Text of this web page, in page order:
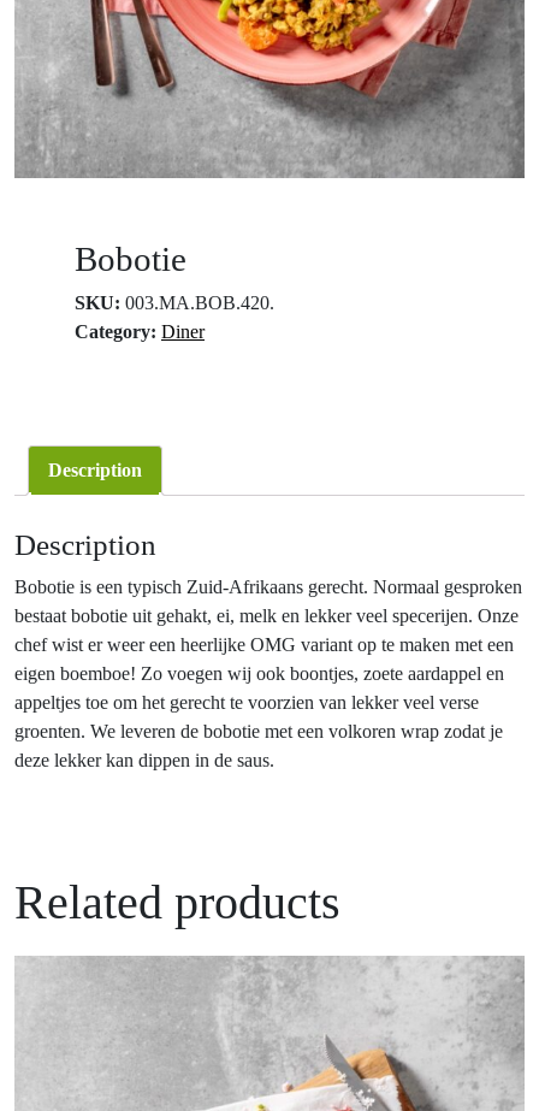
Bobotie
SKU: 003.MA.BOB.420.
Category: Diner
Description
Description
Bobotie is een typisch Zuid-Afrikaans gerecht. Normaal gesproken
bestaat bobotie uit gehakt, ei, melk en lekker veel specerijen. Onze
chef wist er weer een heerlijke OMG variant op te maken met een
eigen boemboe! Zo voegen wij ook boontjes, zoete aardappel en
appeltjes toe om het gerecht te voorzien van lekker veel verse
groenten. We leveren de bobotie met een volkoren wrap zodat je
deze lekker kan dippen in de saus.
Related products